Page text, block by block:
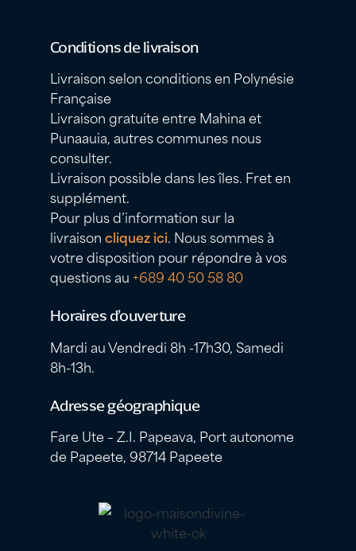
Conditions de livraison
Livraison selon conditions en Polynésie
Française
Livraison gratuite entre Mahina et
Punaauia, autres communes nous
consulter.
Livraison possible dans les îles. Fret en
supplément.
Pour plus d’information sur la
livraisoncliquez ici. Nous sommes à
votre disposition pour répondre à vos
questions au +689 40 50 58 80
Horaires d’ouverture
Mardi au Vendredi 8h -17h30, Samedi
8h-13h.
Adresse géographique
Fare Ute – Z.I. Papeava, Port autonome
de Papeete, 98714 Papeete